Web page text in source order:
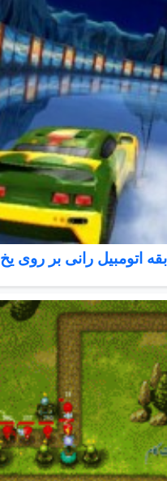
اتومبیل رانی بر روی یخ